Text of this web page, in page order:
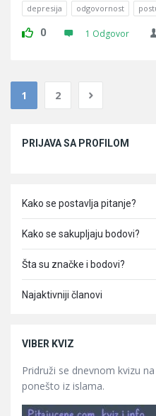
depresija odgovornost
0 1 Odgovor
1 2
PRIJAVA SA PROFILOM
Kako se postavlja pitanje?
Kako se sakupljaju bodovi?
Šta su značke i bodovi?
Najaktivniji članovi
VIBER KVIZ
Pridruži se dnevnom kvizu
ponešto iz islama.